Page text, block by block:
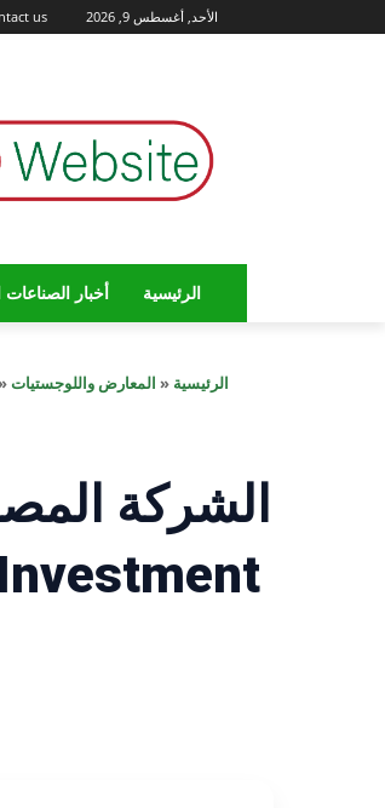
الأحد, أغسطس 9, 2026 us
الرئيسية أخبار الصناعات
الرئيسية « المعارض واللوجستيات